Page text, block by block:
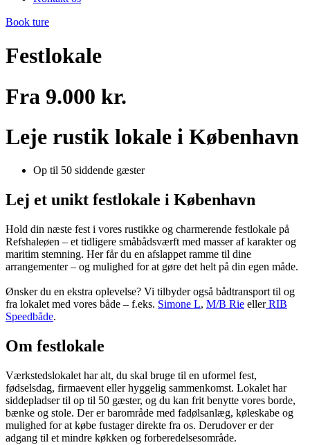
Book ture
Festlokale
Fra 9.000 kr.
Leje rustik lokale i København
Op til 50 siddende gæster
Lej et unikt festlokale i København
Hold din næste fest i vores rustikke og charmerende festlokale på
Refshaleøen – et tidligere småbådsværft med masser af karakter og
maritim stemning. Her får du en afslappet ramme til dine
arrangementer – og mulighed for at gøre det helt på din egen måde.
Ønsker du en ekstra oplevelse? Vi tilbyder også bådtransport til og
fra lokalet med vores både – f.eks. Simone L, M/B Rie ellerRIB
Speedbåde.
Om festlokale
Værkstedslokalet har alt, du skal bruge til en uformel fest,
fødselsdag, firmaevent eller hyggelig sammenkomst. Lokalet har
siddepladser til op til 50 gæster, og du kan frit benytte vores borde,
bænke og stole. Der er barområde med fadølsanlæg, køleskabe og
mulighed for at købe fustager direkte fra os. Derudover er der
adgang til et mindre køkken og forberedelsesområde.